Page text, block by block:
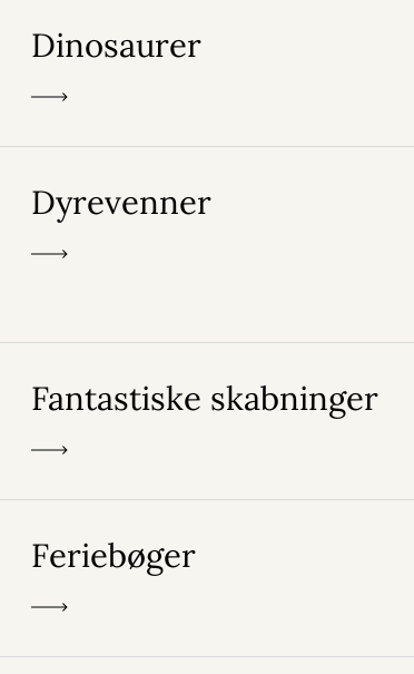
Dinosaurer
Dyrevenner
Fantastiske skabninger
Feriebøger